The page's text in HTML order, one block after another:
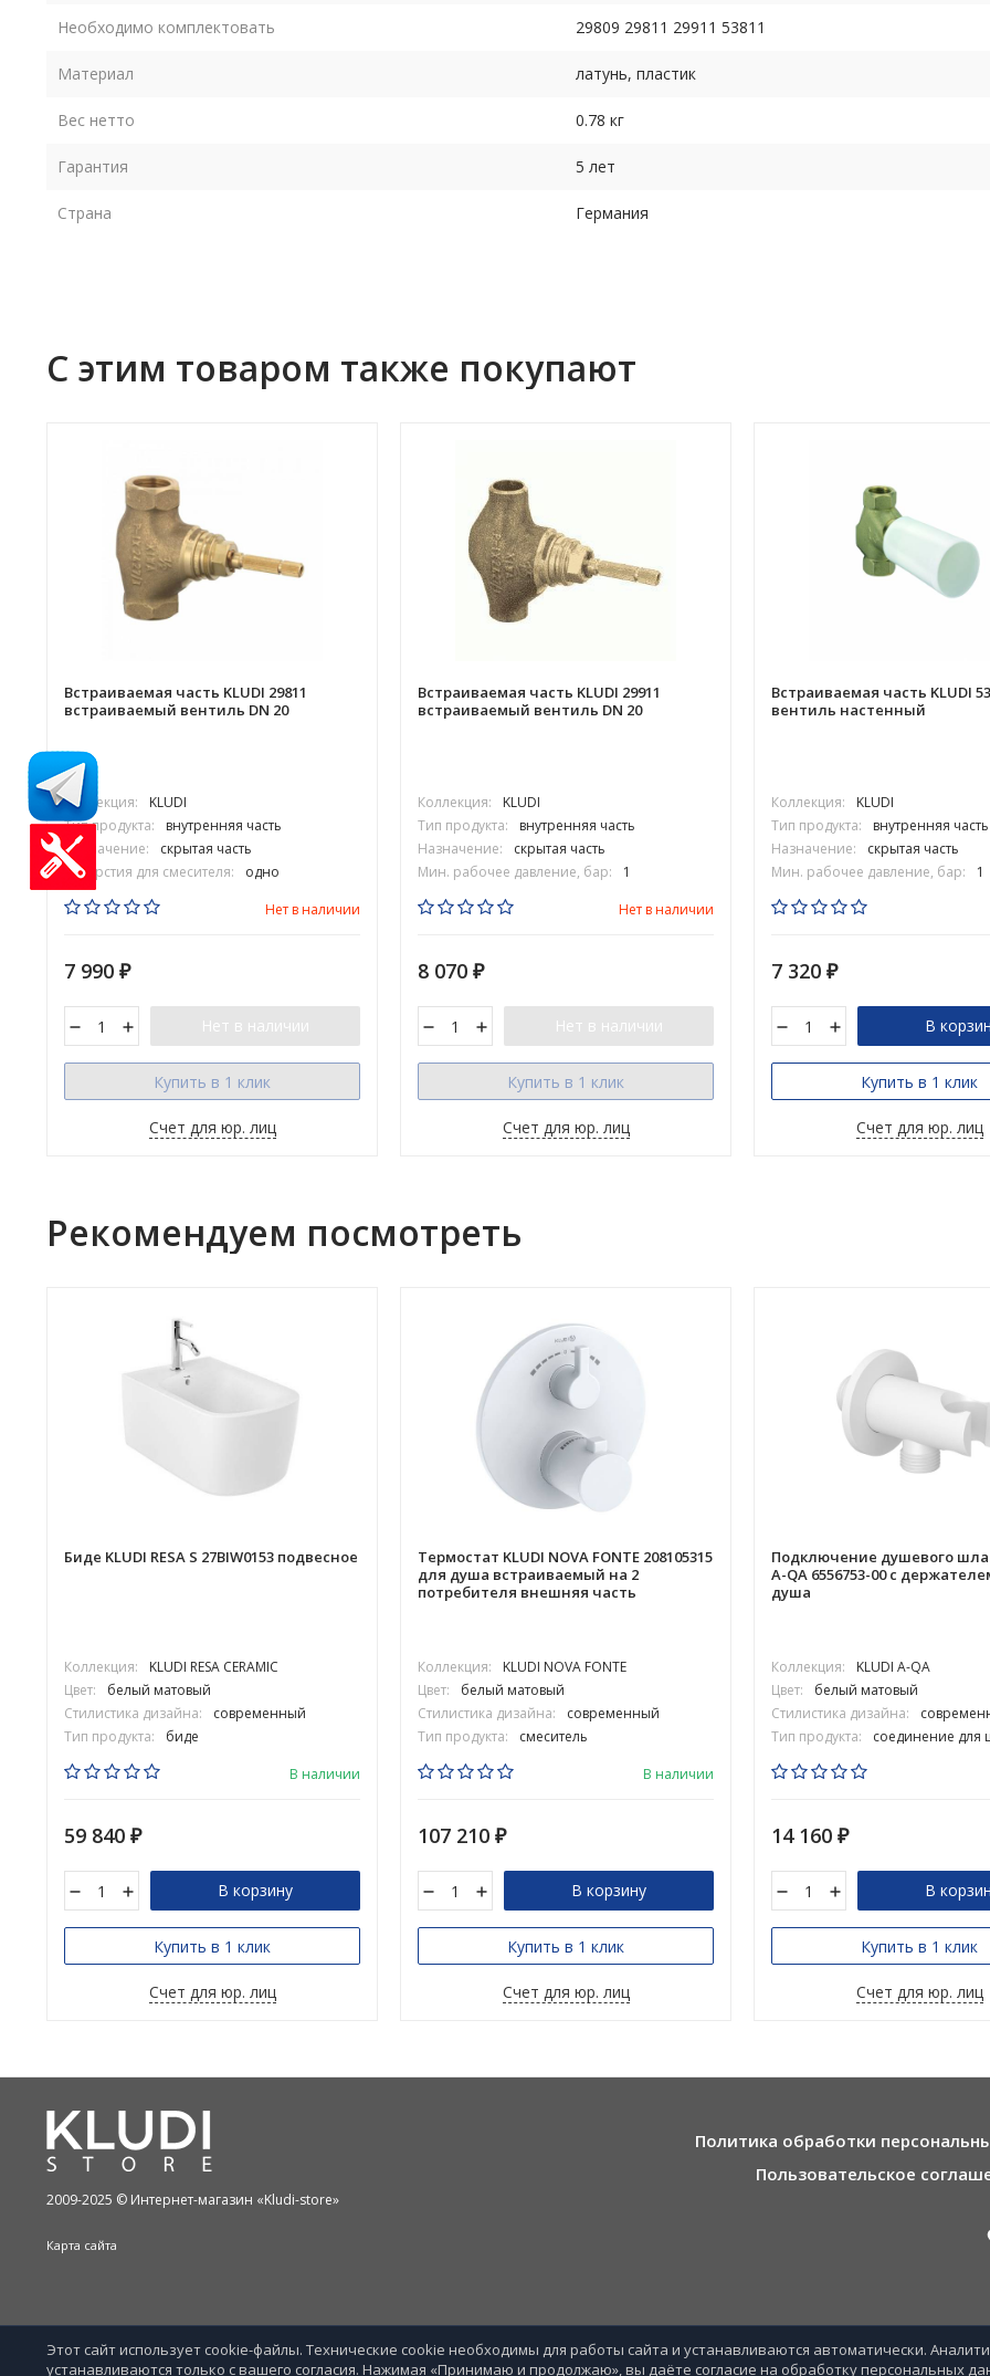
Необходимо комплектовать 29809 29811 29911 53811
Материал латунь, пластик
Вес нетто 0.78 кг
Гарантия 5 лет
Страна Германия
С этим товаром также покупают
Встраиваемая часть KLUDI 29811
встраиваемый вентиль DN 20
Коллекция:
KLUDI
Тип продукта:
внутренняя часть
Назначение:
скрытая часть
Отверстия для смесителя:
одно
Нет в наличии
7 990 ₽
Нет в наличии
Купить в 1 клик
Счет для юр. лиц
Встраиваемая часть KLUDI 29911
встраиваемый вентиль DN 20
Коллекция:
KLUDI
Тип продукта:
внутренняя часть
Назначение:
скрытая часть
Мин. рабочее давление, бар:
1
Нет в наличии
8 070 ₽
Нет в наличии
Купить в 1 клик
Счет для юр. лиц
Встраиваемая часть KLUDI
вентиль настенный
Коллекция:
KLUDI
Тип продукта:
внутренняя часть
Назначение:
скрытая часть
Мин. рабочее давление, бар:
1
7 320 ₽
В
Купить в 1 клик
Счет для юр. лиц
Рекомендуем посмотреть
Биде KLUDI RESA S 27BIW0153 подвесное
Коллекция:
KLUDI RESA CERAMIC
Цвет:
белый матовый
Стилистика дизайна:
современный
Тип продукта:
биде
В наличии
59 840 ₽
В корзину
Купить в 1 клик
Счет для юр. лиц
Термостат KLUDI NOVA FONTE 208105315
для душа встраиваемый на 2
потребителя внешняя часть
Коллекция:
KLUDI NOVA FONTE
Цвет:
белый матовый
Стилистика дизайна:
современный
Тип продукта:
смеситель
В наличии
107 210 ₽
В корзину
Купить в 1 клик
Счет для юр. лиц
Подключение душевого
A-QA 6556753-00 с
душа
Коллекция:
KLUDI A-QA
Цвет:
белый матовый
Стилистика дизайна:
Тип продукта:
соединение для
14 160 ₽
В
Купить в 1 клик
Счет для юр. лиц
2009-2025 © Интернет-магазин «Kludi-store»
Карта сайта
Политика обработки
Пользовательское
Этот сайт использует cookie-файлы. Технические cookie необходимы для работы сайта и устанавливаются автоматически.
устанавливаются только с вашего согласия. Нажимая «Принимаю и продолжаю», вы даёте согласие на обработку персональных